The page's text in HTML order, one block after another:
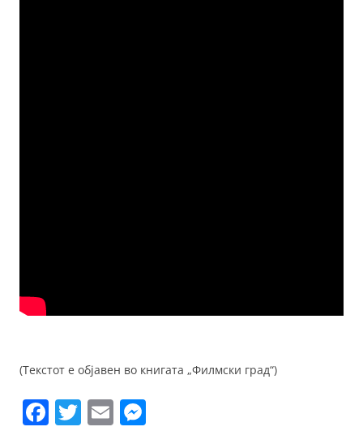
(Текстот е објавен во книгата „Филмски град“)
F T E